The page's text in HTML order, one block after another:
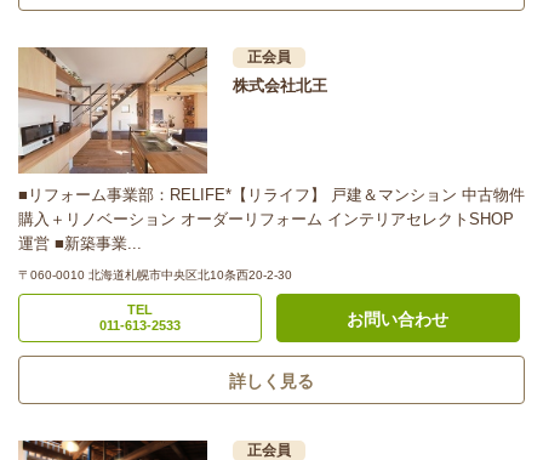
正会員
株式会社北王
■リフォーム事業部：RELIFE*【リライフ】 戸建＆マンション 中古物件
購入＋リノベーション オーダーリフォーム インテリアセレクトSHOP
運営 ■新築事業...
〒060-0010 北海道札幌市中央区北10条西20-2-30
TEL
011-613-2533
お問い合わせ
詳しく見る
正会員